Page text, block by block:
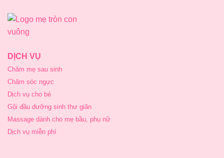
DỊCH VỤ
Chăm mẹ sau sinh
Chăm sóc ngực
Dịch vụ cho bé
Gội đầu dưỡng sinh thư giãn
Massage dành cho mẹ bầu, phụ nữ
Dịch vụ miễn phí